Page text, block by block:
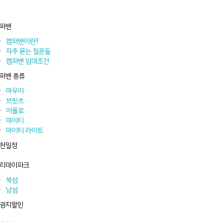
밴
캠퍼밴이란?
자주 묻는 질문들
캠퍼밴 임대조건
밴 종류
마우이
브릿츠
아폴로
마이티
마이티 라이트
일정
데이파크
북섬
남섬
지할인